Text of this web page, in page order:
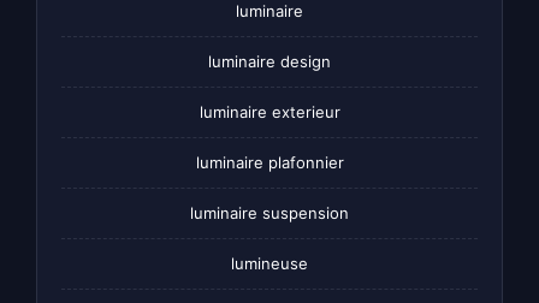
luminaire
luminaire design
luminaire exterieur
luminaire plafonnier
luminaire suspension
lumineuse